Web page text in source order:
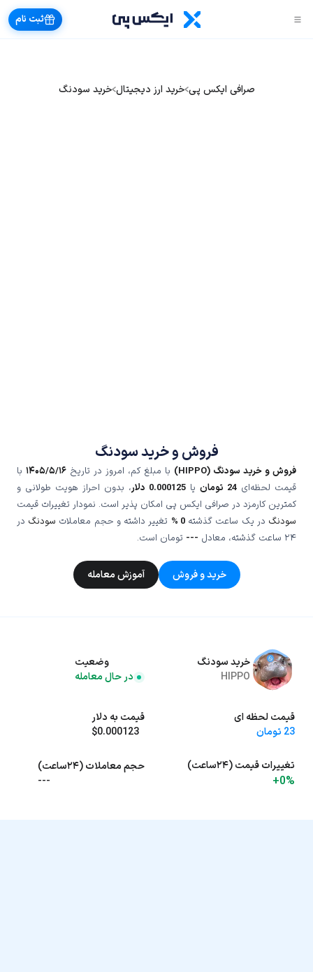
ثبت نام
صرافی ایکس پی خرید ارز دیجیتال خرید سودنگ
فروش و خرید سودنگ
فروش و خرید سودنگ (HIPPO) با مبلغ کم، امروز در تاریخ ۱۴۰۵/۵/۱۶ با
قیمت لحظه‌ای 24 تومان یا 0.000125 دلار، بدون احراز هویت طولانی و
کمترین کارمزد در صرافی ایکس پی امکان پذیر است. نمودار تغییرات قیمت
سودنگ در یک ساعت گذشته0 % تغییر داشته و حجم معاملات سودنگ در
۲۴ ساعت گذشته، معادل
--- تومان است.
خرید و فروش آموزش معامله
خرید سودنگ
HIPPO
وضعیت
در حال معامله
قیمت لحظه ای
23 تومان
قیمت به دلار
$0.000123
تغییرات قیمت (۲۴ساعت)
+0%
حجم معاملات (۲۴ساعت)
---